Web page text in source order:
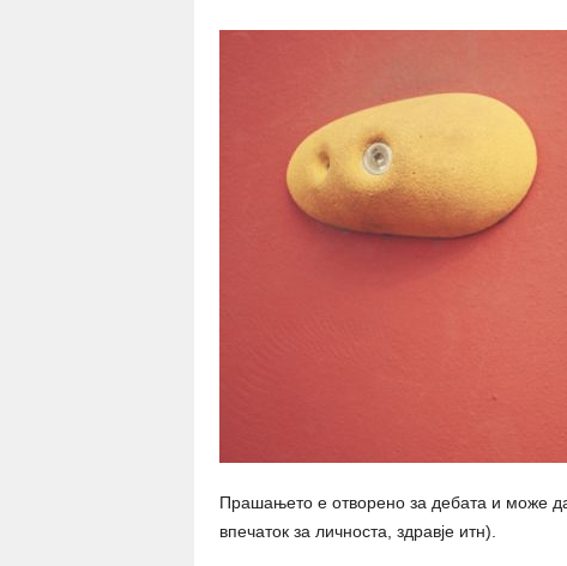
Прашањето е отворено за дебата и може
впечаток за личноста, здравје итн).